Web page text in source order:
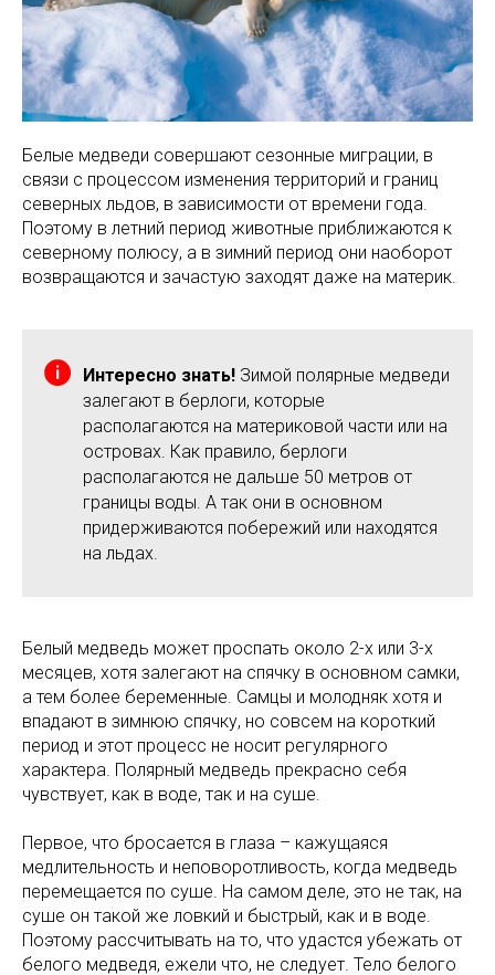
Белые медведи совершают сезонные миграции, в
связи с процессом изменения территорий и границ
северных льдов, в зависимости от времени года.
Поэтому в летний период животные приближаются к
северному полюсу, а в зимний период они наоборот
возвращаются и зачастую заходят даже на материк.
Интересно знать! Зимой полярные медведи
залегают в берлоги, которые
располагаются на материковой части или на
островах. Как правило, берлоги
располагаются не дальше 50 метров от
границы воды. А так они в основном
придерживаются побережий или находятся
на льдах.
Белый медведь может проспать около 2-х или 3-х
месяцев, хотя залегают на спячку в основном самки,
а тем более беременные. Самцы и молодняк хотя и
впадают в зимнюю спячку, но совсем на короткий
период и этот процесс не носит регулярного
характера. Полярный медведь прекрасно себя
чувствует, как в воде, так и на суше.
Первое, что бросается в глаза – кажущаяся
медлительность и неповоротливость, когда медведь
перемещается по суше. На самом деле, это не так, на
суше он такой же ловкий и быстрый, как и в воде.
Поэтому рассчитывать на то, что удастся убежать от
белого медведя, ежели что, не следует. Тело белого